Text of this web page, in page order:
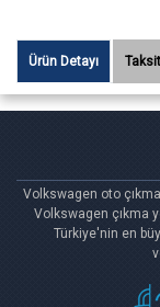
Ürün Detayı
Volkswagen oto
Volkswagen çıkma
Türkiye'nin en